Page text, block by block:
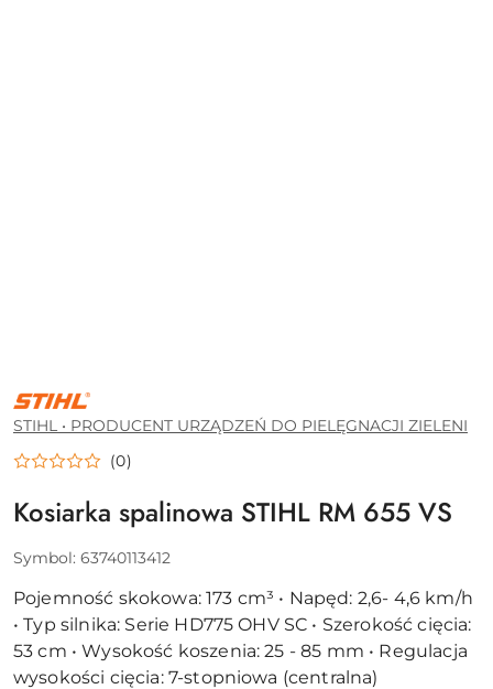
STIHL
•
PRODUCENT
URZĄDZEŃ
DO
PIELĘGNACJI
STIHL • PRODUCENT URZĄDZEŃ DO PIELĘGNACJI ZIELENI
(0)
Kosiarka spalinowa STIHL RM 655 VS
Symbol: 63740113412
Pojemność skokowa: 173 cm³ • Napęd: 2,6- 4,6 km/h
• Typ silnika: Serie HD775 OHV SC • Szerokość cięcia:
53 cm • Wysokość koszenia: 25 - 85 mm • Regulacja
wysokości cięcia: 7-stopniowa (centralna)